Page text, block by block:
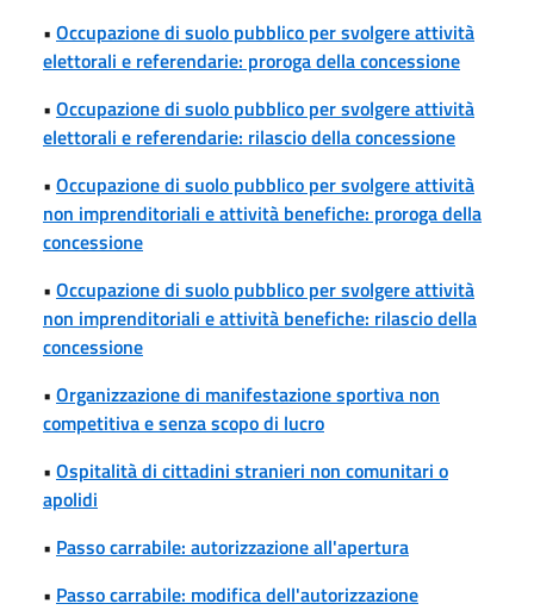
• Occupazione di suolo pubblico per svolgere attività
elettorali e referendarie: proroga della concessione
• Occupazione di suolo pubblico per svolgere attività
elettorali e referendarie: rilascio della concessione
• Occupazione di suolo pubblico per svolgere attività
non imprenditoriali e attività benefiche: proroga della
concessione
• Occupazione di suolo pubblico per svolgere attività
non imprenditoriali e attività benefiche: rilascio della
concessione
• Organizzazione di manifestazione sportiva non
competitiva e senza scopo di lucro
• Ospitalità di cittadini stranieri non comunitari o
apolidi
• Passo carrabile: autorizzazione all'apertura
• Passo carrabile: modifica dell'autorizzazione